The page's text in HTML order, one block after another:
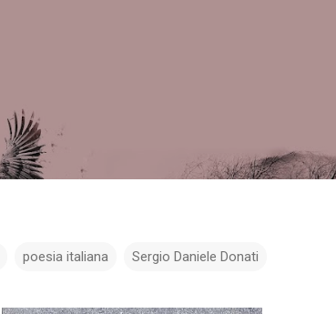
poesia italiana Sergio Daniele Donati